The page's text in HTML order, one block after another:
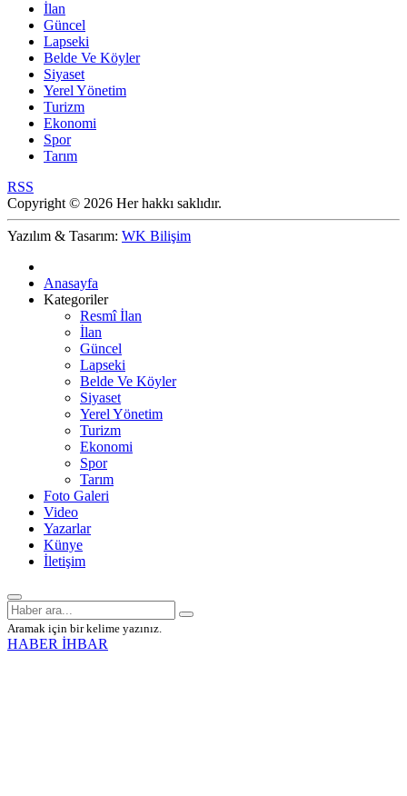
İlan
Güncel
Lapseki
Belde Ve Köyler
Siyaset
Yerel Yönetim
Turizm
Ekonomi
Spor
Tarım
RSS
Copyright © 2026 Her hakkı saklıdır.
Yazılım & Tasarım: WK Bilişim
Anasayfa
Kategoriler
Resmî İlan
İlan
Güncel
Lapseki
Belde Ve Köyler
Siyaset
Yerel Yönetim
Turizm
Ekonomi
Spor
Tarım
Foto Galeri
Video
Yazarlar
Künye
İletişim
Aramak için bir kelime yazınız.
HABER İHBAR